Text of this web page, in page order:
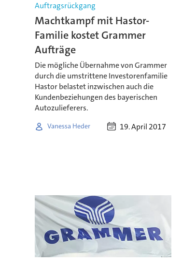
Auftragsrückgang
Machtkampf mit Hastor-
Familie kostet Grammer
Aufträge
Die mögliche Übernahme von Grammer
durch die umstrittene Investorenfamilie
Hastor belastet inzwischen auch die
Kundenbeziehungen des bayerischen
Autozulieferers.
Vanessa Heder 19. April 2017